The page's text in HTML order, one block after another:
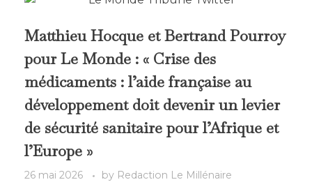
Matthieu Hocque et Bertrand Pourroy
pour Le Monde : « Crise des
médicaments : l’aide française au
développement doit devenir un levier
de sécurité sanitaire pour l’Afrique et
l’Europe »
26 mai 2026 by Redaction Le Millénaire